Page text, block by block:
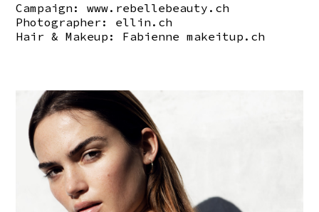
Campaign:www.rebellebeauty.ch
Photographer: ellin.ch
Hair & Makeup: Fabiennemakeitup.ch